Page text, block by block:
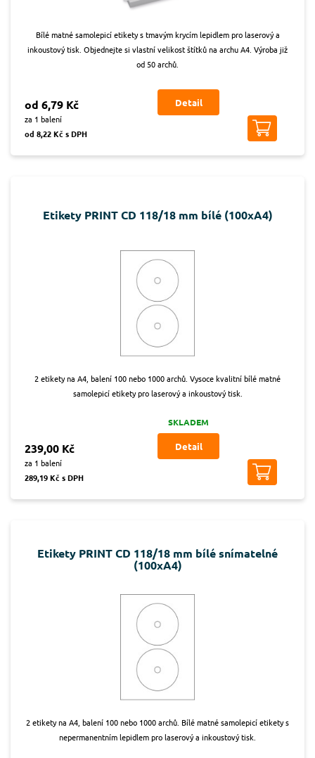
Bílé matné samolepicí etikety s tmavým krycím lepidlem pro laserový a
inkoustový tisk. Objednejte si vlastní velikost štítků na archu A4. Výroba již
od 50 archů.
od 6,79 Kč
za 1 balení
od 8,22 Kč s DPH
Detail
Etikety PRINT CD 118/18 mm bílé (100xA4)
2 etikety na A4, balení 100 nebo 1000 archů. Vysoce kvalitní bílé matné
samolepicí etikety pro laserový a inkoustový tisk.
239,00 Kč
za 1 balení
289,19 Kč s DPH
SKLADEM
Detail
Etikety PRINT CD 118/18 mm bílé snímatelné
(100xA4)
2 etikety na A4, balení 100 nebo 1000 archů. Bílé matné samolepicí etikety s
nepermanentním lepidlem pro laserový a inkoustový tisk.